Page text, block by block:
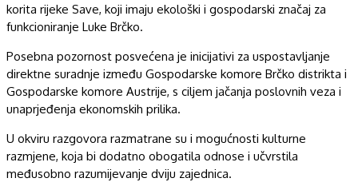
korita rijeke Save, koji imaju ekološki i gospodarski značaj za
funkcioniranje Luke Brčko.
Posebna pozornost posvećena je inicijativi za uspostavljanje
direktne suradnje između Gospodarske komore Brčko distrikta i
Gospodarske komore Austrije, s ciljem jačanja poslovnih veza i
unaprjeđenja ekonomskih prilika.
U okviru razgovora razmatrane su i mogućnosti kulturne
razmjene, koja bi dodatno obogatila odnose i učvrstila
međusobno razumijevanje dviju zajednica.